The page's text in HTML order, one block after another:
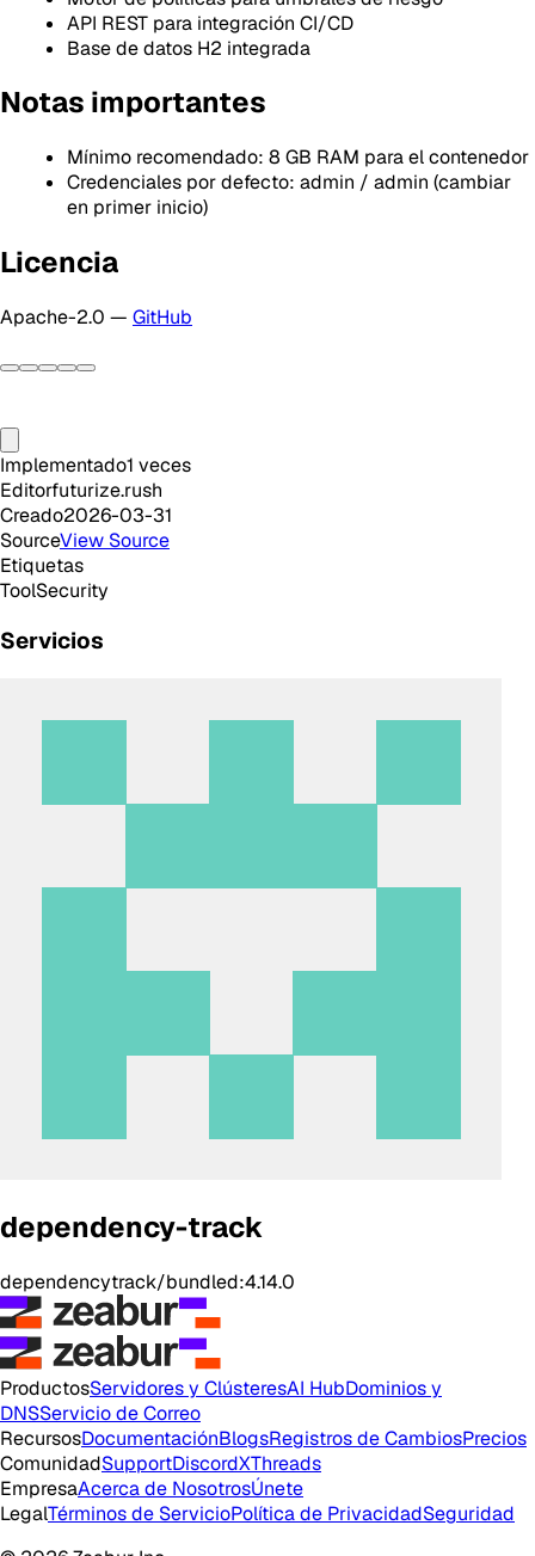
API REST para integración CI/CD
Base de datos H2 integrada
Notas importantes
Mínimo recomendado: 8 GB RAM para el contenedor
Credenciales por defecto: admin / admin (cambiar
en primer inicio)
Licencia
Apache-2.0 — GitHub
Implementado1 veces
Editorfuturize.rush
Creado2026-03-31
SourceView Source
Etiquetas
ToolSecurity
Servicios
dependency-track
dependencytrack/bundled:4.14.0
ProductosServidores y ClústeresAI HubDominios y
DNSServicio de Correo
RecursosDocumentaciónBlogsRegistros de CambiosPrecios
ComunidadSupportDiscordXThreads
EmpresaAcerca de NosotrosÚnete
LegalTérminos de ServicioPolítica de PrivacidadSeguridad